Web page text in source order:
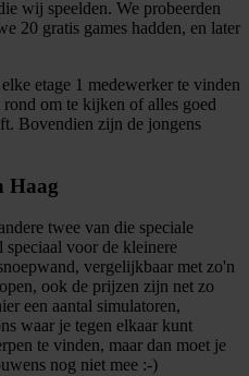
wij speelden. We probeerden
20 gratis games hadden, en later
etage 1 medewerker te vinden
om te kijken of alles goed
Bovendien zijn de jongens
Haag
twee van die speciale
voor de kleinere
vergelijkbaar met zo'n
ook de prijzen zijn net zo
een aantal simulatoren,
waar je tegen elkaar kunt
te vinden, maar dan moet je
nog niet mee :-)